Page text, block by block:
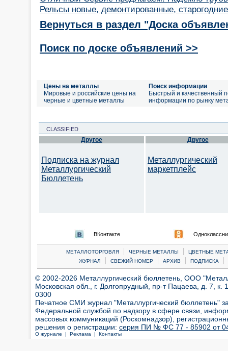
Рельсы новые, демонтированные, старогодние
Вернуться в раздел "Доска
Поиск по доске объявлений >>
Цены на металлы
Мировые и российские цены на
черные и цветные металлы
Поиск информации
Быстрый и качественный
информации по рынку
CLASSIFIED
Другое
Подписка на журнал
Металлургический
Бюллетень
Другое
Металлургический
маркетплейс
ВКонтакте
МЕТАЛЛОТОРГОВЛЯ | ЧЕРНЫЕ МЕТАЛЛЫ |
ЦВЕТНЫЕ
ЖУРНАЛ
| СВЕЖИЙ НОМЕР | АРХИВ | ПОДПИСКА |
© 2002-2026 Металлургический бюллетень, ООО
Московская обл., г. Долгопрудный, пр-т Пацаева, д. 7,
0300
Печатное СМИ журнал "Металлургический бюллетень"
Федеральной службой по надзору в сфере связи,
массовых коммуникаций (Роскомнадзор),
решения о регистрации: серия ПИ № ФС 77 - 85902 от 04
О журнале | Реклама | Контакты